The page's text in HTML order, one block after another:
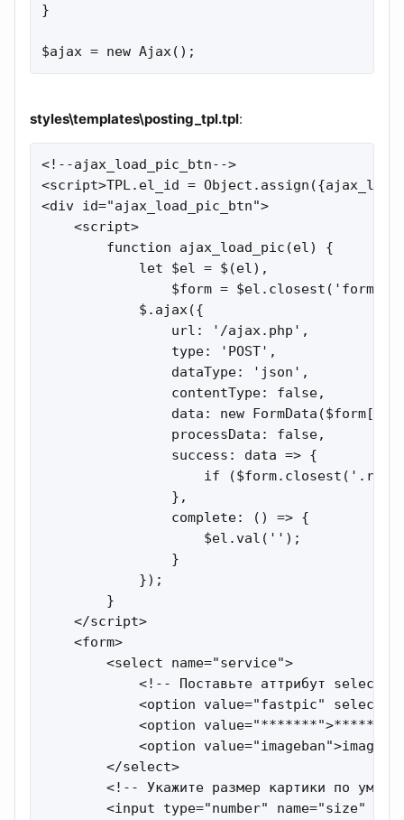
}
$ajax = new Ajax();
styles\templates\posting_tpl.tpl:
<!--ajax_load_pic_btn-->
<script>TPL.el_id =
<div id="ajax_load_pic_btn">
    <script>
        function ajax_load_pic(el) {
            let $el = $(el),
                $form = $el.closest('form');
            $.ajax({
                url: '/ajax.php',
                type: 'POST',
                dataType: 'json',
                contentType: false,
data: new
                processData: false,
                success: data => {
if
                },
                complete: () => {
                    $el.val('');
                }
            });
        }
    </script>
    <form>
        <select name="service">
<!-- Поставьте аттрибут
<option value="fastpic"
<option
<option
        </select>
<!-- Укажите размер картики по
<input type="number" name="size"